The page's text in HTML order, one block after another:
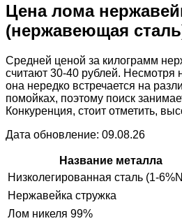
Цена лома
(нержавеющая
Средней ценой за килограмм
считают 30-40 рублей. Несмотря
она нередко встречается на
помойках, поэтому поиск
Конкуренция, стоит отметить,
Дата обновление: 09.08.26
Название металла
Низколегированная сталь (1-
Нержавейка стружка
Лом никеля 99%